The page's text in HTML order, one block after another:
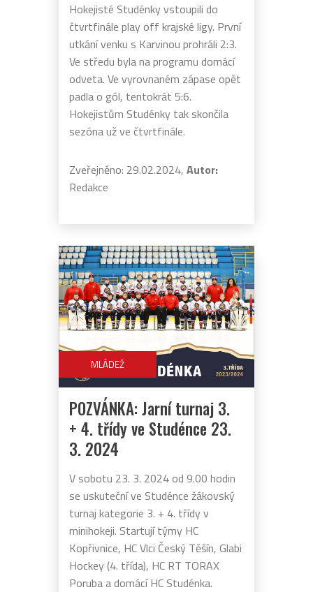
Hokejisté Studénky vstoupili do
čtvrtfinále play off krajské ligy. První
utkání venku s Karvinou prohráli 2:3.
Ve středu byla na programu domácí
odveta. Ve vyrovnaném zápase opět
padla o gól, tentokrát 5:6.
Hokejistům Studénky tak skončila
sezóna už ve čtvrtfinále.
Zveřejněno: 29.02.2024, Autor:
Redakce
MLÁDEŽ
POZVÁNKA: Jarní turnaj 3.
+ 4. třídy ve Studénce 23.
3. 2024
V sobotu 23. 3. 2024 od 9.00 hodin
se uskuteční ve Studénce žákovský
turnaj kategorie 3. + 4. třídy v
minihokeji. Startují týmy HC
Kopřivnice, HC Vlci Český Těšín, Glabi
Hockey (4. třída), HC RT TORAX
Poruba a domácí HC Studénka.